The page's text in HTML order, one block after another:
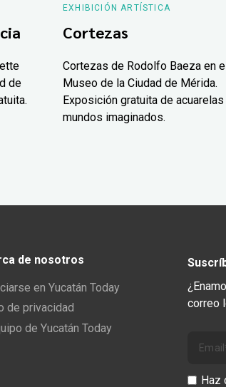
de
EXHIBICIÓN ARTÍSTICA
Cortezas
Cortezas de Rodolfo Baeza en
Museo de la Ciudad de Mérida.
Exposición gratuita de
mundos imaginados.
de nosotros
en Yucatán Today
de privacidad
de Yucatán Today
correo
Haz